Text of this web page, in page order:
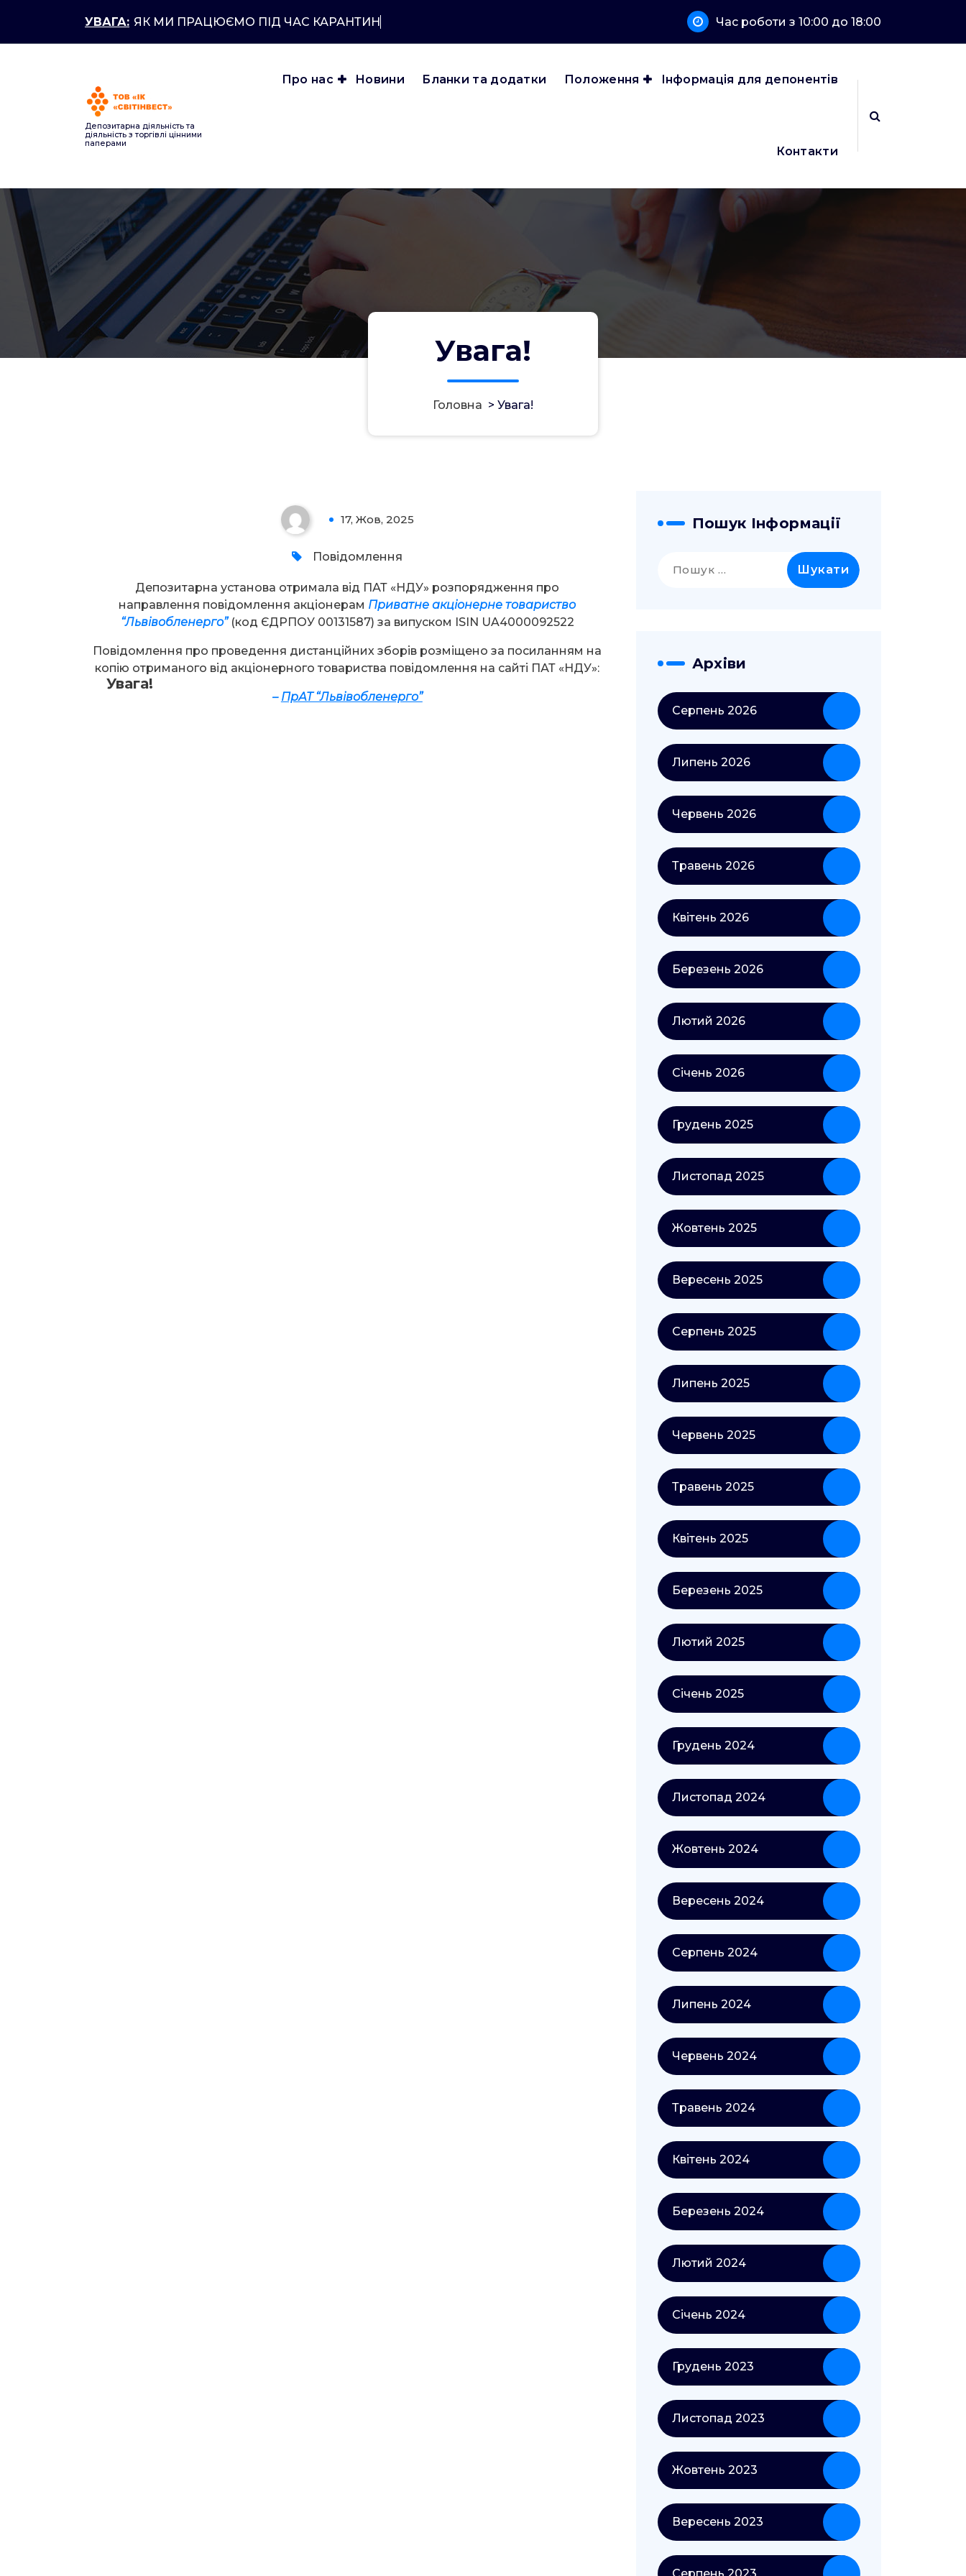
контенту
УВАГА: ЯК МИ ПРАЦЮЄМО ПІД ЧАС КАРАНТИНУ? Час роботи з 10:00 до 18:00
Депозитарна діяльність та
діяльність з торгівлі цінними
паперами
Про нас Новини Бланки та додатки Положення Інформація для депонентів
Контакти
Увага!
Головна > Увага!
17, Жов, 2025
Повідомлення
Увага!
Депозитарна установа отримала від ПАТ «НДУ» розпорядження про
направлення повідомлення акціонерам Приватне акціонерне товариство
“Львівобленерго” (код ЄДРПОУ 00131587) за випуском ISIN UA4000092522
Повідомлення про проведення дистанційних зборів розміщено за посиланням на
копію отриманого від акціонерного товариства повідомлення на сайті ПАТ «НДУ»:
– ПрАТ “Львівобленерго”
Пошук Інформації
Архіви
Серпень 2026
Липень 2026
Червень 2026
Травень 2026
Квітень 2026
Березень 2026
Лютий 2026
Січень 2026
Грудень 2025
Листопад 2025
Жовтень 2025
Вересень 2025
Серпень 2025
Липень 2025
Червень 2025
Травень 2025
Квітень 2025
Березень 2025
Лютий 2025
Січень 2025
Грудень 2024
Листопад 2024
Жовтень 2024
Вересень 2024
Серпень 2024
Липень 2024
Червень 2024
Травень 2024
Квітень 2024
Березень 2024
Лютий 2024
Січень 2024
Грудень 2023
Листопад 2023
Жовтень 2023
Вересень 2023